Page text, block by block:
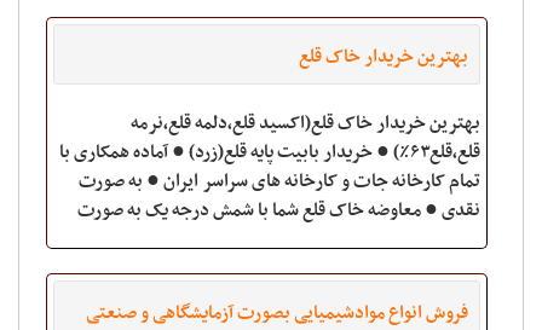
بهترین خریدار خاک قلع
بهترین خریدار خاک قلع(اکسید قلع،دلمه قلع،نرمه
قلع،قلع۶۳٪) ● خریدار بابیت پایه قلع(زرد) ● آماده همکاری با
تمام کارخانه جات و کارخانه های سراسر ایران ● به صورت
نقدی ● معاوضه خاک قلع شما با شمش درجه یک به صورت
فروش انواع موادشیمیایی بصورت آزمایشگاهی و صنعتی